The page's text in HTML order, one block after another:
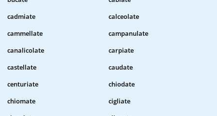
cadmiate
calceolate
cammellate
campanulate
canalicolate
carpiate
castellate
caudate
centuriate
chiodate
chiomate
cigliate